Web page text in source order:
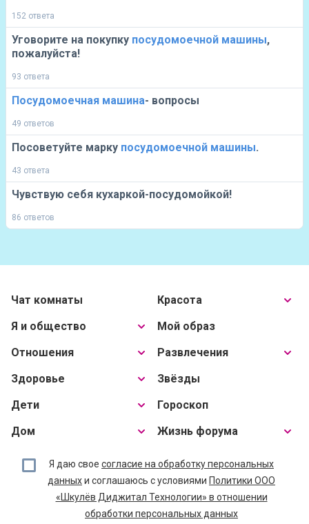
152 ответа
Уговорите на покупку посудомоечной машины,
пожалуйста!
93 ответа
Посудомоечная машина- вопросы
49 ответов
Посоветуйте марку посудомоечной машины.
43 ответа
Чувствую себя кухаркой-посудомойкой!
86 ответов
Чат комнаты
Я и общество
Отношения
Здоровье
Дети
Дом
Красота
Мой образ
Развлечения
Звёзды
Гороскоп
Жизнь форума
Я даю свое согласие на обработку персональных
данныхи соглашаюсь с условиями Политики ООО
«Шкулёв Диджитал Технологии» в отношении
обработки персональных данных